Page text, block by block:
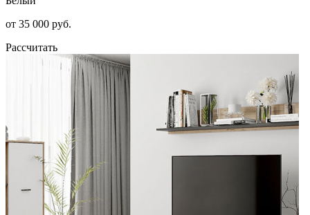
от 35 000 руб.
Рассчитать